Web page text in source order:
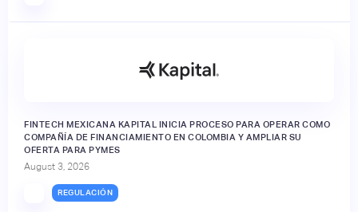
FINTECH MEXICANA KAPITAL INICIA PROCESO PARA OPERAR COMO
COMPAÑÍA DE FINANCIAMIENTO EN COLOMBIA Y AMPLIAR SU
OFERTA PARA PYMES
August 3, 2026
REGULACIÓN